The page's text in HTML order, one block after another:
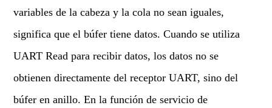
variables de la cabeza y la cola no sean iguales,
significa que el búfer tiene datos. Cuando se utiliza
UART Read para recibir datos, los datos no se
obtienen directamente del receptor UART, sino del
búfer en anillo. En la función de servicio de